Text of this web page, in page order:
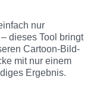
nur
dieses Tool bringt
Cartoon-Bild-
mit nur einem
Ergebnis.